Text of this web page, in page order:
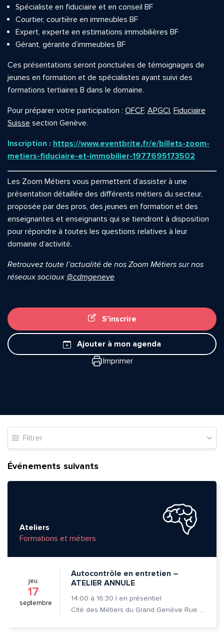
Spécialiste en fiduciaire et en conseil BF
Courtier, courtière en immeubles BF
Expert, experte en estimations immobilières BF
Gérant, gérante d’immeubles BF
Ces présentations seront ponctuées de témoignages de
jeunes en formation et de spécialistes ayant suivi des
formations tertiaires B dans le domaine.
Pour préparer votre participation : OFCF, APGCI, Fiduciaire
Suisse section Genève.
Inscription : https://www.eventbrite.fr/e/billets-zoom-
metiers-fiduciaire-et-immobilier-1977695173502
Les Zoom Métiers vous permettent d’assister à une
présentation détaillée des différents métiers du secteur,
proposée par des pros, des jeunes en formation et des
enseignantes et enseignants qui se tiendront à disposition
pour répondre à toutes les questions relatives à leur
domaine d’activité.
Retrouvez toute l’actualité de nos Zoom Métiers sur nos
réseaux sociaux @cdmgeneve
S'inscrire
Ajouter à mon agenda
Imprimer
Filtrer
Événements suivants
Ateliers
Formations et métiers
jeu.
17
septembre
Autocontrôle en entretien –
ATELIER ANNULE
14:00 à 16:30 | en présentiel
Cité des Métiers du Grand Genève Rue Prévost-Martin 6 1205 Genève